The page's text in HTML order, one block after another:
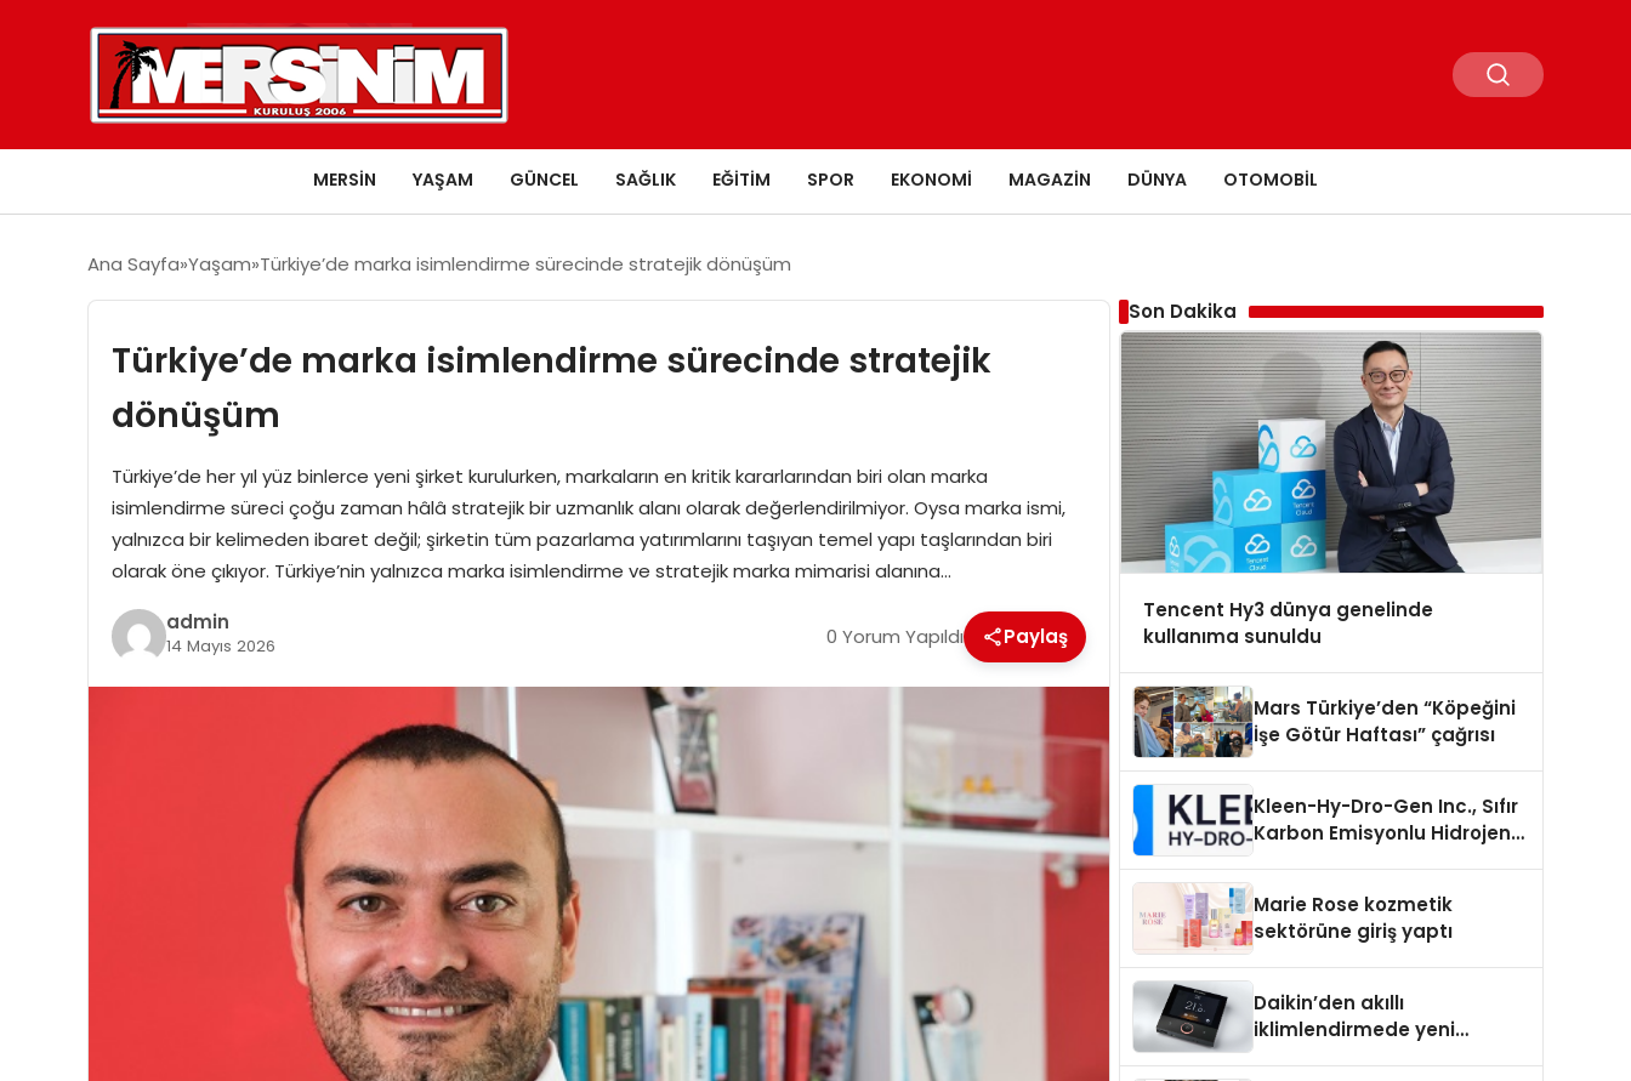
MERSIN YAŞAM GÜNCEL SAĞLIK EĞITIM SPOR EKONOMI MAGAZIN DÜNYA OTOMOBIL
Ana Sayfa Yaşam Türkiye’de marka isimlendirme sürecinde stratejik dönüşüm
Türkiye’de marka isimlendirme sürecinde stratejik
dönüşüm
Türkiye’de her yıl yüz binlerce yeni şirket kurulurken, markaların en kritik kararlarından biri olan marka
isimlendirme süreci çoğu zaman hâlâ stratejik bir uzmanlık alanı olarak değerlendirilmiyor. Oysa marka ismi,
yalnızca bir kelimeden ibaret değil; şirketin tüm pazarlama yatırımlarını taşıyan temel yapı taşlarından biri
olarak öne çıkıyor. Türkiye’nin yalnızca marka isimlendirme ve stratejik marka mimarisi alanına…
admin
14 Mayıs 2026 0 Yorum Yapıldı Paylaş
Son Dakika
Tencent Hy3 dünya genelinde
kullanıma sunuldu
Mars Türkiye’den “Köpeğini
İşe Götür Haftası” çağrısı
Kleen-Hy-Dro-Gen Inc., Sıfır
Karbon Emisyonlu Hidrojen
Aldı
Marie Rose kozmetik
sektörüne giriş yaptı
Daikin’den akıllı
iklimlendirmede yeni